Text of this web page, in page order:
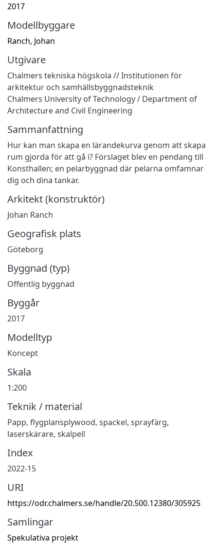
2017
Modellbyggare
Ranch, Johan
Utgivare
Chalmers tekniska högskola // Institutionen för
arkitektur och samhällsbyggnadsteknik
Chalmers University of Technology / Department of
Architecture and Civil Engineering
Sammanfattning
Hur kan man skapa en lärandekurva genom att skapa
rum gjorda för att gå i? Förslaget blev en pendang till
Konsthallen; en pelarbyggnad där pelarna omfamnar
dig och dina tankar.
Arkitekt (konstruktör)
Johan Ranch
Geografisk plats
Göteborg
Byggnad (typ)
Offentlig byggnad
Byggår
2017
Modelltyp
Koncept
Skala
1:200
Teknik / material
Papp, flygplansplywood, spackel, sprayfärg,
laserskärare, skalpell
Index
2022-15
URI
https://odr.chalmers.se/handle/20.500.12380/305925
Samlingar
Spekulativa projekt